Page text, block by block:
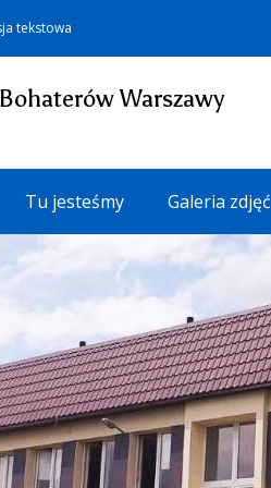
tekstowa
Warszawy
Tu jesteśmy Galeria zdjęć